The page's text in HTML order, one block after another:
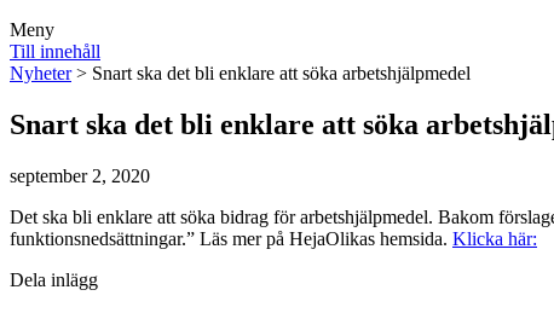
Meny
Till innehåll
Nyheter> Snart ska det bli enklare att söka arbetshjälpmedel
Snart ska det bli enklare att söka
september 2, 2020
Det ska bli enklare att söka bidrag för arbetshjälpmedel. Bakom
funktionsnedsättningar.” Läs mer på HejaOlikas hemsida. Klicka här:
Dela inlägg